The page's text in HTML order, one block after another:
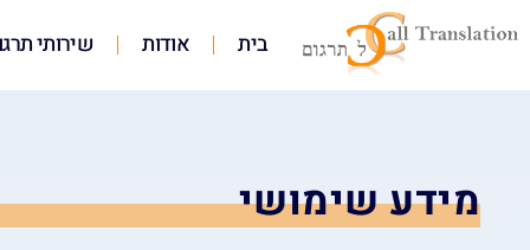
בית אודות שירותי
מידע שימושי